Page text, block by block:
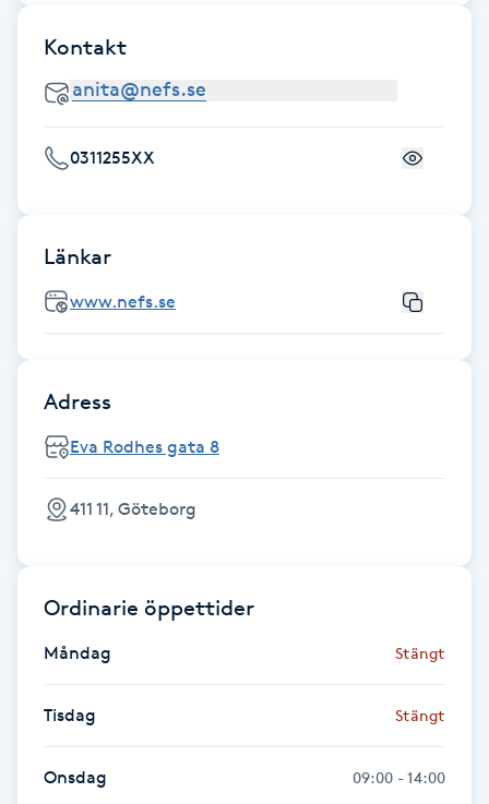
Fotvård
Fransar
Fransborttagning
Fransfärgning
Fransförlängning Volym
Fransk manikyr
Fransrengöring
Friskvårdsmassage
Kontakt
0311255XX
Länkar
www.nefs.se
Adress
Eva Rodhes gata 8
411 11, Göteborg
Ordinarie öppettider
Måndag Stängt
Tisdag Stängt
Onsdag 09:00 - 14:00